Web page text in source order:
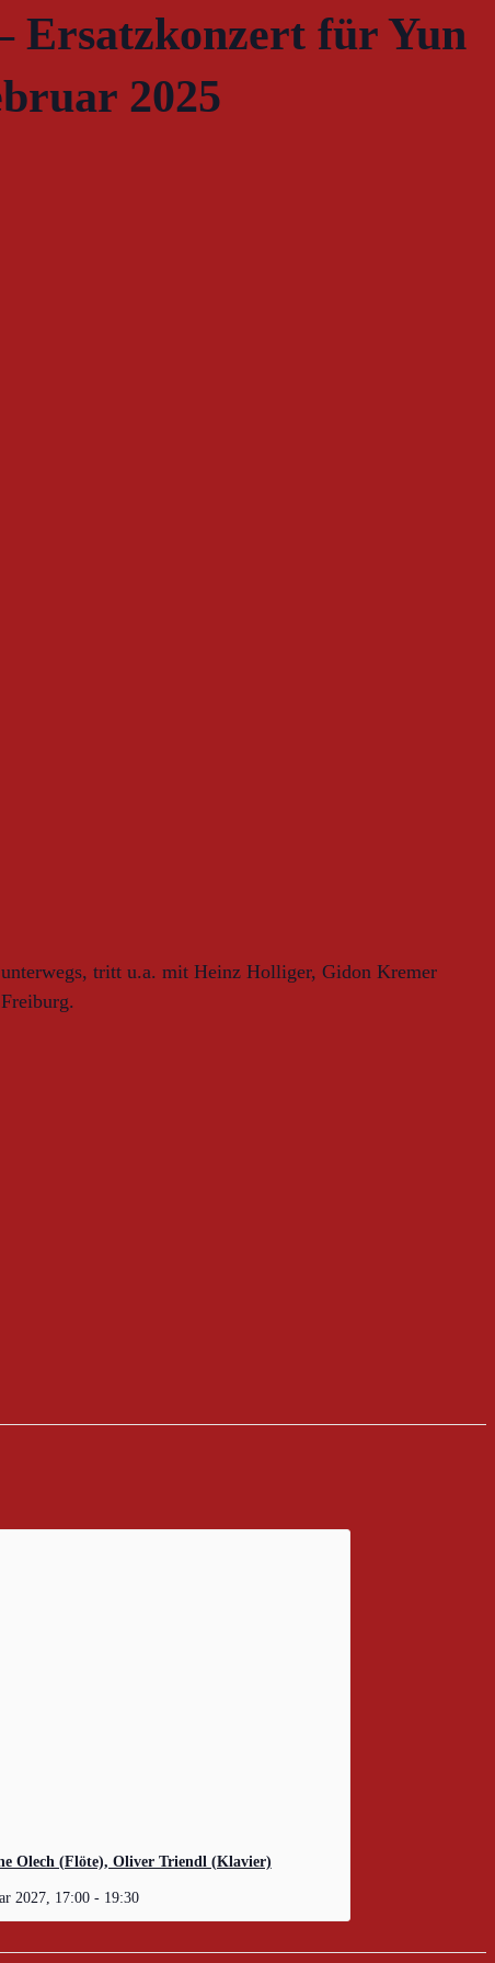
Ersatzkonzert für Yun
2025
tritt u.a. mit Heinz Holliger, Gidon Kremer
Olech (Flöte), Oliver Triendl (Klavier)
2027, 17:00 - 19:30